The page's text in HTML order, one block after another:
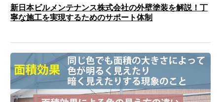
新日本ビルメンテナンス株式会社の外壁塗装を解説！丁
寧な施工を実現するためのサポート体制